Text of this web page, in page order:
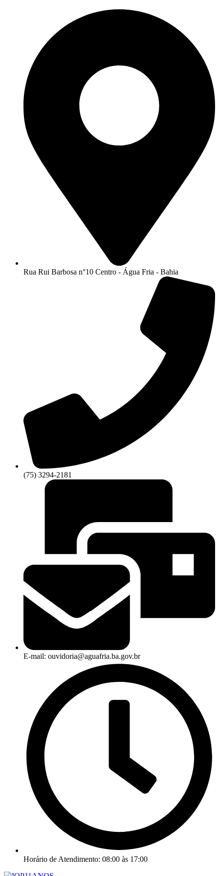
Rua Rui Barbosa n°10 Centro - Água Fria - Bahia
(75) 3294-2181
E-mail: ouvidoria@aguafria.ba.gov.br
Horário de Atendimento: 08:00 às 17:00